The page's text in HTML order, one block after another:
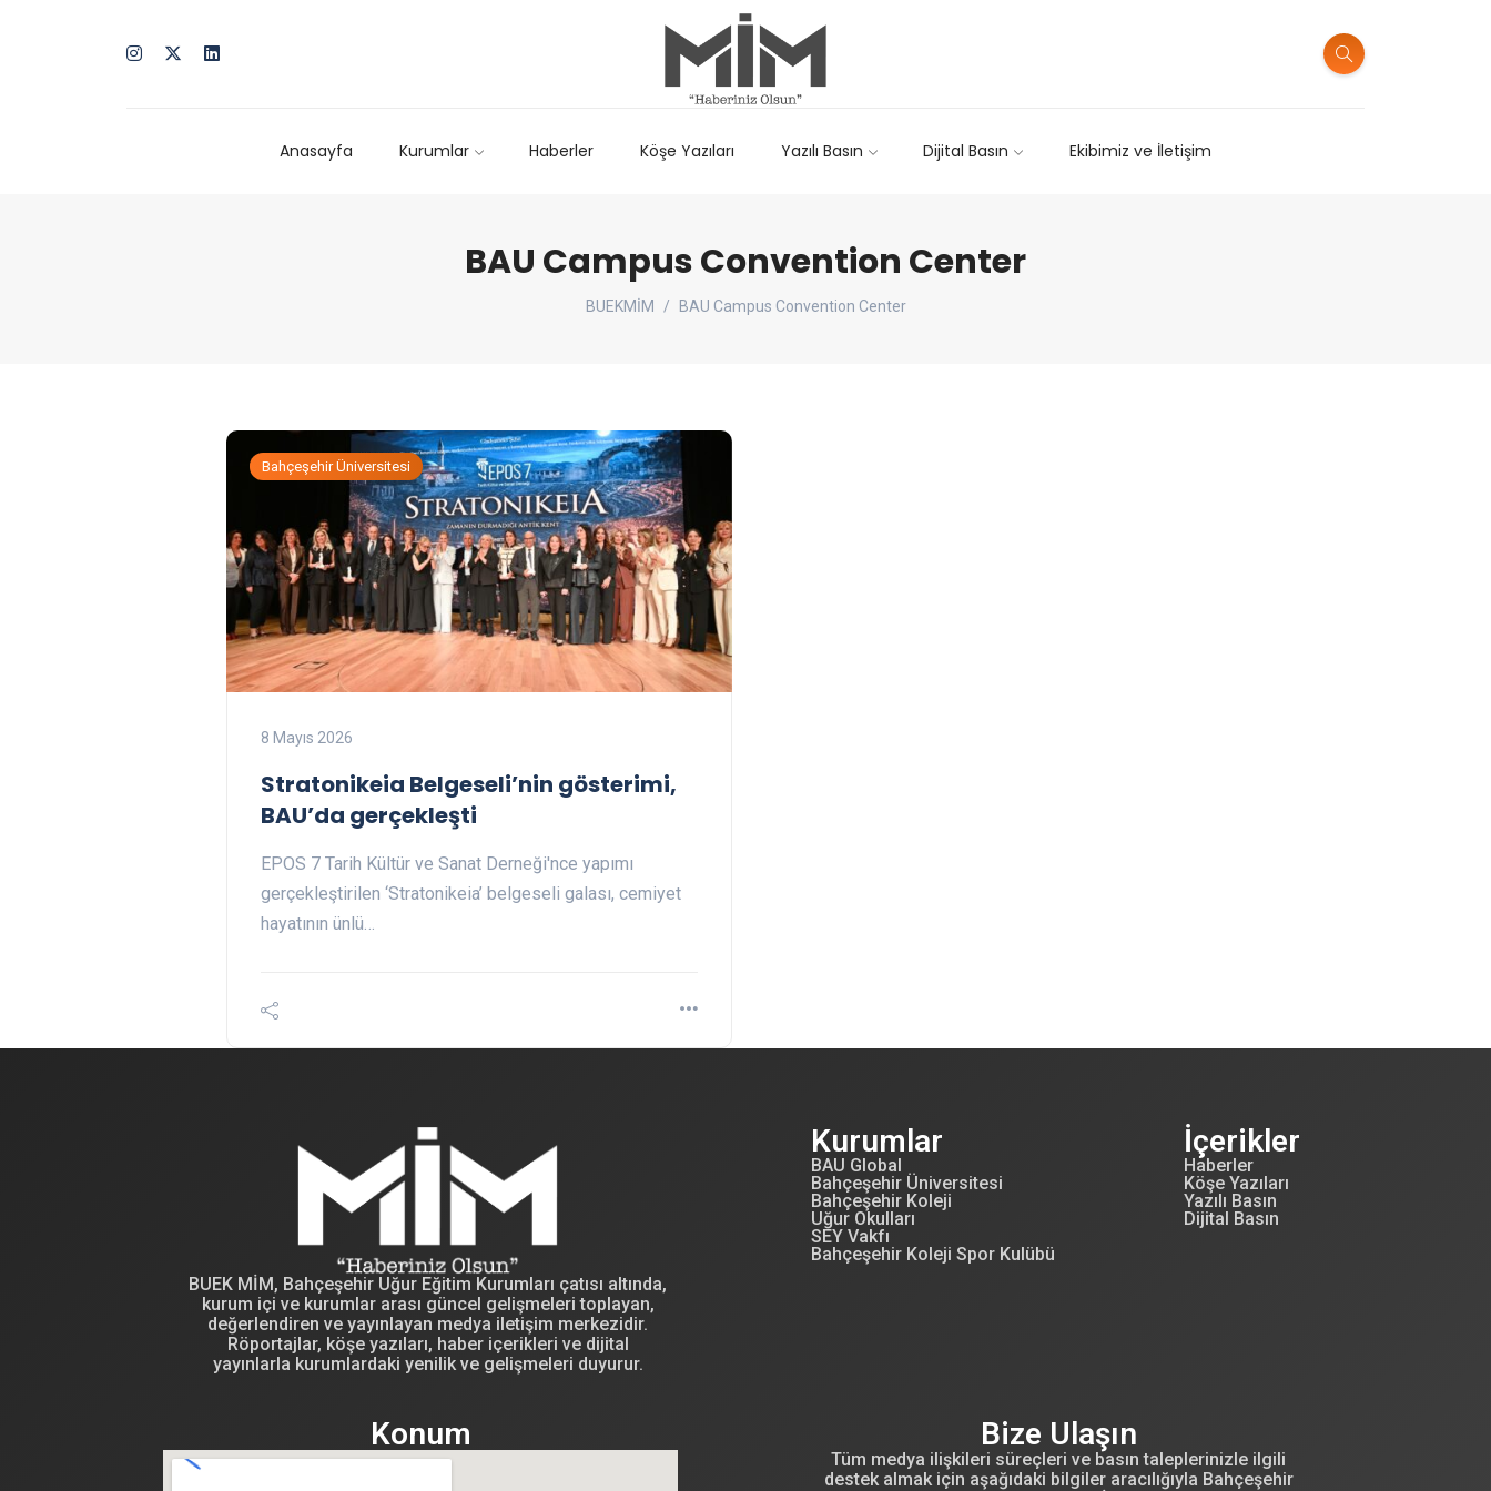
Anasayfa Kurumlar Haberler Köşe Yazıları Yazılı Basın Dijital Basın Ekibimiz ve İletişim
BAU Campus Convention Center
BUEKMİM BAU Campus Convention Center
Bahçeşehir Üniversitesi
8 Mayıs 2026
Stratonikeia Belgeseli’nin gösterimi,
BAU’da gerçekleşti
EPOS 7 Tarih Kültür ve Sanat Derneği'nce yapımı
gerçekleştirilen ‘Stratonikeia’ belgeseli galası, cemiyet
hayatının ünlü…
BUEK MİM, Bahçeşehir Uğur Eğitim Kurumları çatısı altında,
kurum içi ve kurumlar arası güncel gelişmeleri toplayan,
değerlendiren ve yayınlayan medya iletişim merkezidir.
Röportajlar, köşe yazıları, haber içerikleri ve dijital
yayınlarla kurumlardaki yenilik ve gelişmeleri duyurur.
Kurumlar
BAU Global
Bahçeşehir Üniversitesi
Bahçeşehir Koleji
Uğur Okulları
SEY Vakfı
Bahçeşehir Koleji Spor Kulübü
İçerikler
Haberler
Köşe Yazıları
Yazılı Basın
Dijital Basın
Konum Bize Ulaşın
Tüm medya ilişkileri süreçleri ve basın taleplerinizle ilgili
destek almak için aşağıdaki bilgiler aracılığıyla Bahçeşehir